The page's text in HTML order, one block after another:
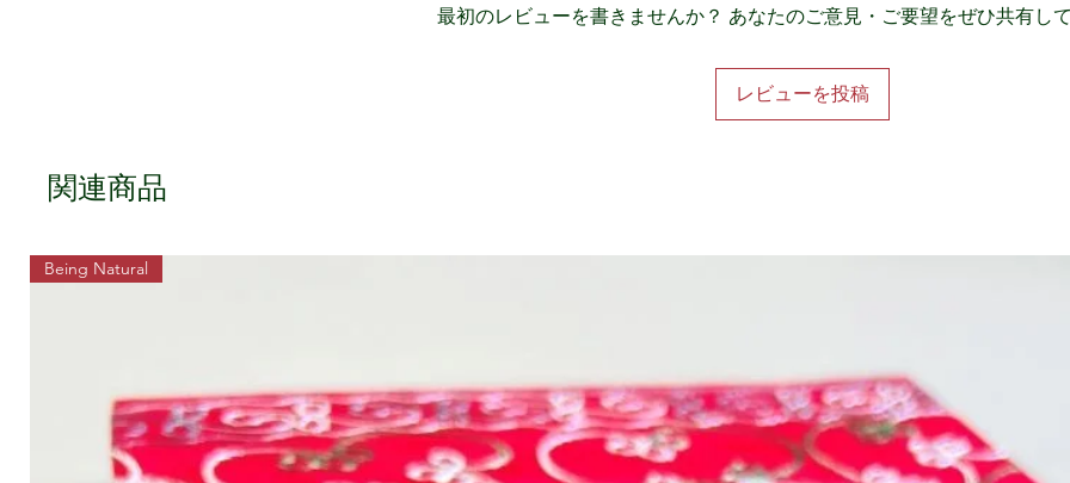
最初のレビューを書きませんか？ あなたのご意見・ご要望をぜひ共有し
レビューを投稿
関連商品
Being Natural